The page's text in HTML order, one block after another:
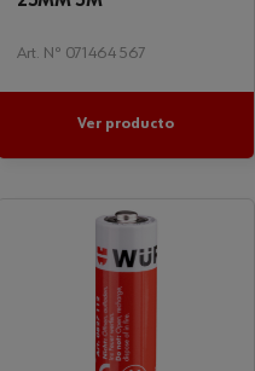
Art. Nº 071464 567
Ver producto